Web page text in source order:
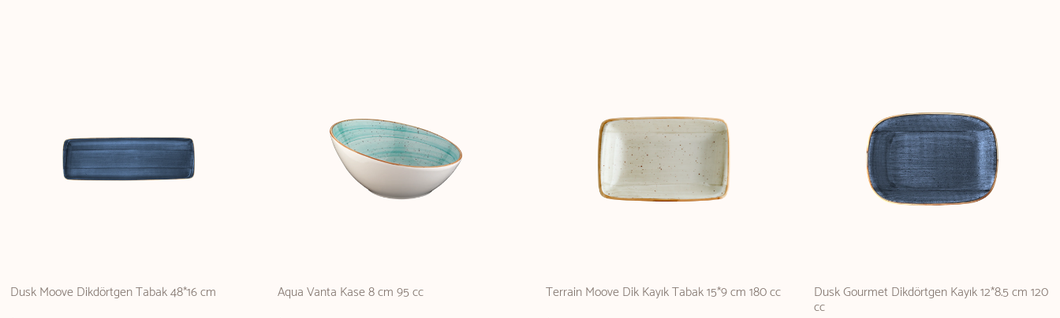
Dusk Moove Dikdörtgen Tabak 48*16 cm Aqua Vanta Kase 8 cm 95 cc Terrain Moove Dik Kayık Tabak 15*9 cm 180 cc Dusk Gourmet Dikdörtgen Kayık 12*8.5 cm 120
cc